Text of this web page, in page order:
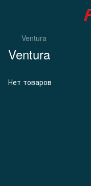
Ventura
Ventura
Нет товаров